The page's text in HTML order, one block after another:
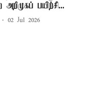
அறிமுகப் பயிற்சி...
02 Jul 2026